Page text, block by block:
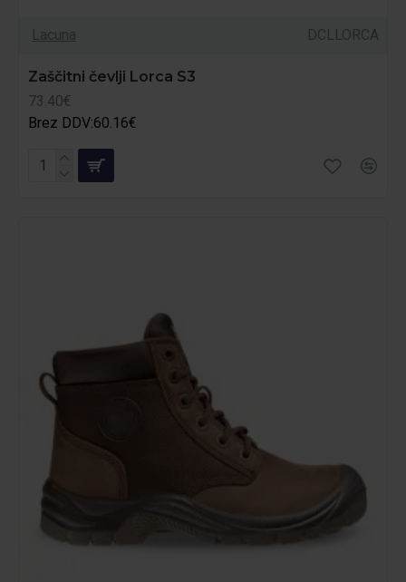
Lacuna DCLLORCA
Zaščitni čevlji Lorca S3
73.40€
Brez DDV:60.16€